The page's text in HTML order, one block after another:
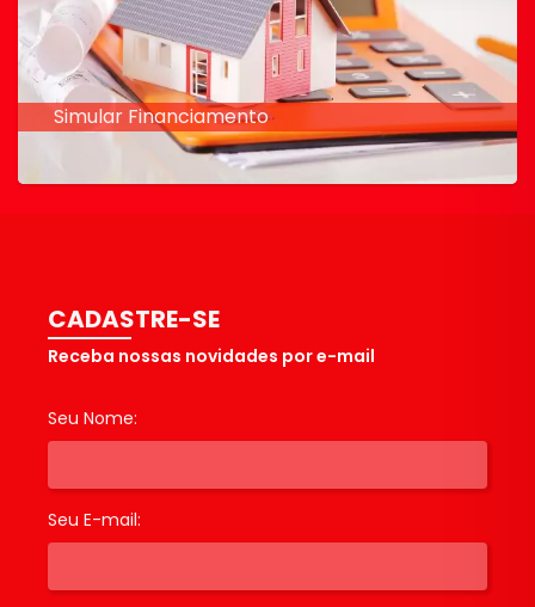
Simular Financiamento
CADASTRE-SE
Receba nossas novidades por e-mail
Seu Nome:
Seu E-mail: